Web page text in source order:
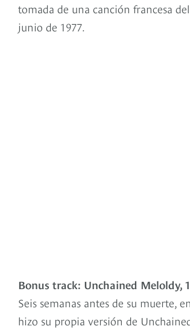
tomada de una canción francesa
junio de 1977.
Bonus track: Unchained Meloldy,
Seis semanas antes de su muerte,
hizo su propia versión de